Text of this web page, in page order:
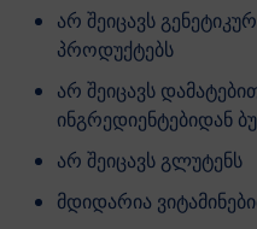
არ შეიცავს
პროდუქტებს
არ შეიცავს
ინგრედიენტებიდან
არ შეიცავს გლუტენს
მდიდარია